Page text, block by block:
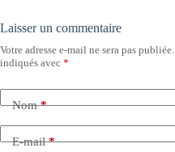
Laisser un commentaire
Votre adresse e-mail ne sera pas publiée.
indiqués avec *
Nom*
E-mail*